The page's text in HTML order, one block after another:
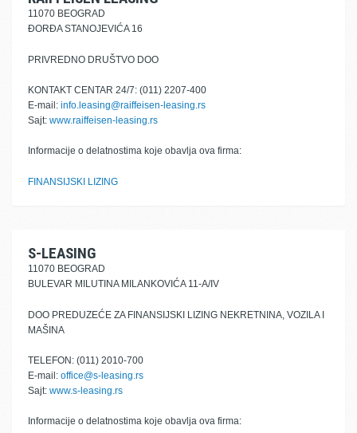
11070 BEOGRAD
ĐORĐA STANOJEVIĆA 16
PRIVREDNO DRUŠTVO DOO
KONTAKT CENTAR 24/7: (011) 2207-400
E-mail: info.leasing@raiffeisen-leasing.rs
Sajt: www.raiffeisen-leasing.rs
Informacije o delatnostima koje obavlja ova firma:
FINANSIJSKI LIZING
S-LEASING
11070 BEOGRAD
BULEVAR MILUTINA MILANKOVIĆA 11-A/IV
DOO PREDUZEĆE ZA FINANSIJSKI LIZING NEKRETNINA, VOZILA I
MAŠINA
TELEFON: (011) 2010-700
E-mail: office@s-leasing.rs
Sajt: www.s-leasing.rs
Informacije o delatnostima koje obavlja ova firma: